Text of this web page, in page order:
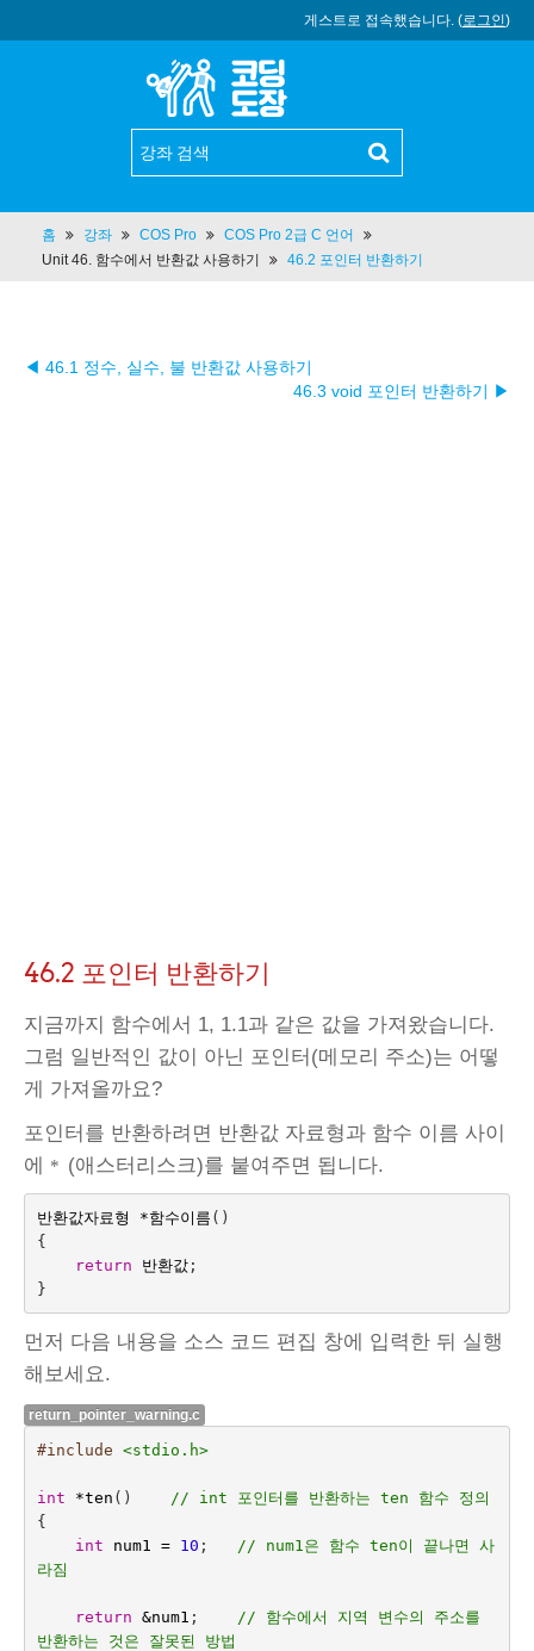
게스트로 접속했습니다. (로그인)
홈 강좌 COS Pro
COS Pro 2급 C 언어
Unit 46. 함수에서 반환값 사용하기
46.2 포인터 반환하기
◀ 46.1 정수, 실수, 불 반환값 사용하기
46.3 void 포인터 반환하기 ▶︎
46.2 포인터 반환하기
지금까지 함수에서 1, 1.1과 같은 값을 가져왔습니다.
그럼 일반적인 값이 아닌 포인터(메모리 주소)는 어떻
게 가져올까요?
포인터를 반환하려면 반환값 자료형과 함수 이름 사이
에 * (애스터리스크)를 붙여주면 됩니다.
반환값자료형 *함수이름 ()
{
return
반환값;
}
먼저 다음 내용을 소스 코드 편집 창에 입력한 뒤 실행
해보세요.
return_pointer_warning.c
#include <stdio.h>
int *ten ()
// int 포인터를 반환하는 ten 함수 정의
{
int
num1 = 10 ;
// num1은 함수 ten이 끝나면 사
라짐
return &num1 ;
// 함수에서 지역 변수의 주소를
반환하는 것은 잘못된 방법